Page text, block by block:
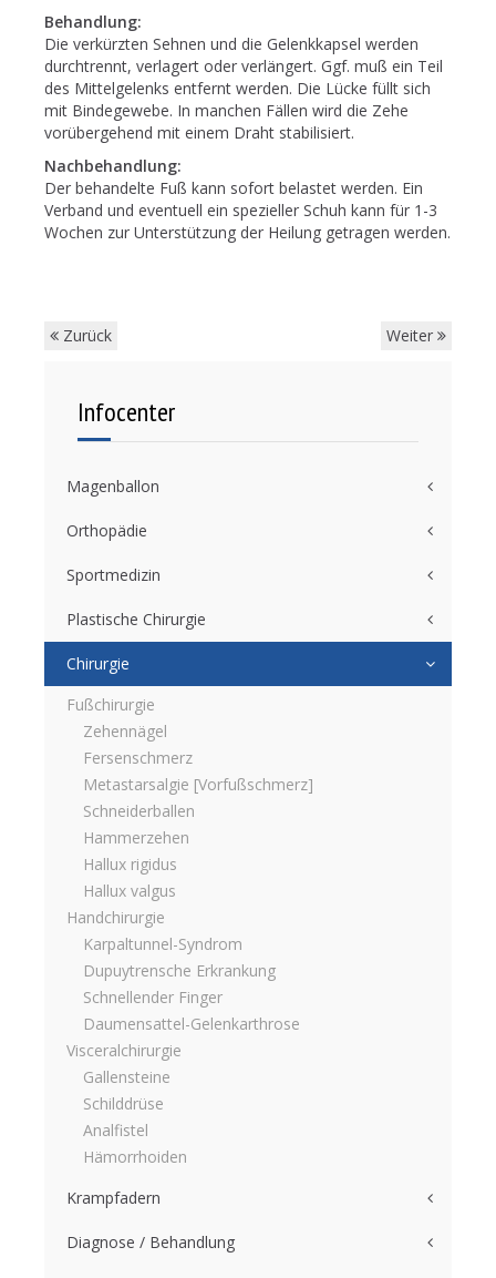
Behandlung:
Die verkürzten Sehnen und die Gelenkkapsel werden
durchtrennt, verlagert oder verlängert. Ggf. muß ein Teil
des Mittelgelenks entfernt werden. Die Lücke füllt sich
mit Bindegewebe. In manchen Fällen wird die Zehe
vorübergehend mit einem Draht stabilisiert.
Nachbehandlung:
Der behandelte Fuß kann sofort belastet werden. Ein
Verband und eventuell ein spezieller Schuh kann für 1-3
Wochen zur Unterstützung der Heilung getragen werden.
Zurück Weiter
Infocenter
Magenballon
Orthopädie
Sportmedizin
Plastische Chirurgie
Chirurgie
Fußchirurgie
Zehennägel
Fersenschmerz
Metastarsalgie [Vorfußschmerz]
Schneiderballen
Hammerzehen
Hallux rigidus
Hallux valgus
Handchirurgie
Karpaltunnel-Syndrom
Dupuytrensche Erkrankung
Schnellender Finger
Daumensattel-Gelenkarthrose
Visceralchirurgie
Gallensteine
Schilddrüse
Analfistel
Hämorrhoiden
Krampfadern
Diagnose / Behandlung